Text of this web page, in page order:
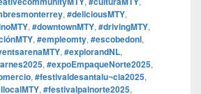
, #deliciousMTY,
, #downtownMTY, #drivingMTY,
, #empleomty, #escobedonl,
, #explorandNL,
, #expoEmpaqueNorte2025,
, #festivaldesantalu¬cia2025,
, #festivalpalnorte2025,